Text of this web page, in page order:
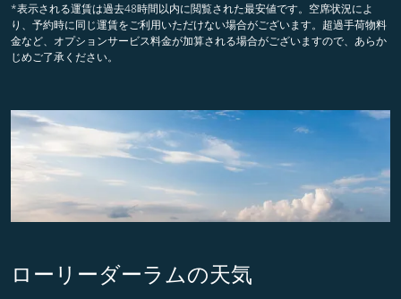
*表示される運賃は過去48時間以内に閲覧された最安値です。空席状況によ
り、予約時に同じ運賃をご利用いただけない場合がございます。超過手荷物料
金など、オプションサービス料金が加算される場合がございますので、あらか
じめご了承ください。
ローリーダーラムの天気